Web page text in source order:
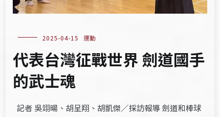
2025-04-15 運動
代表台灣征戰世界 劍道國手
的武士魂
記者 吳翊暘、胡呈翔、胡凱傑／採訪報導 劍道和棒球